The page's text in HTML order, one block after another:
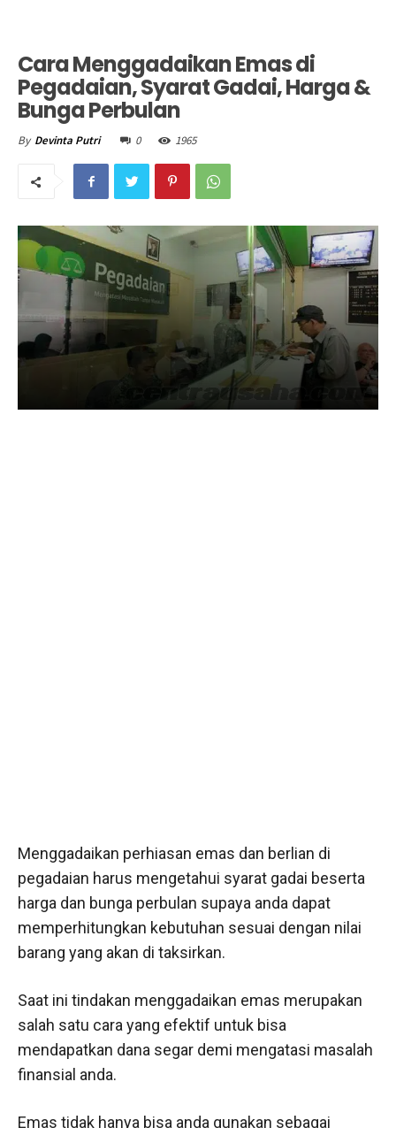
Cara Menggadaikan Emas di
Pegadaian, Syarat Gadai, Harga &
Bunga Perbulan
By Devinta Putri 0 1965
Menggadaikan perhiasan emas dan berlian di
pegadaian harus mengetahui syarat gadai beserta
harga dan bunga perbulan supaya anda dapat
memperhitungkan kebutuhan sesuai dengan nilai
barang yang akan di taksirkan.
Saat ini tindakan menggadaikan emas merupakan
salah satu cara yang efektif untuk bisa
mendapatkan dana segar demi mengatasi masalah
finansial anda.
Emas tidak hanya bisa anda gunakan sebagai